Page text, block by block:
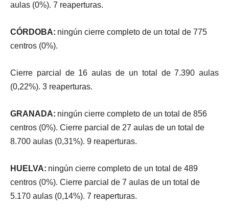
au as (0%). 7 reaperturas.
CÓRDOBA: ningún cierre comp eto de un tota de 775
centros (0%).
Cierre parcia de 16 au las de un tota de 7.390 au las
(0,22%). 3 reaperturas.
GRA N A DA: ningún cierre comp eto de un tota de 856
centros (0%). Cierre parcia de 27 au as de un tota de
8.700 au as (0,31%). 9 reaperturas.
HU E LVA: ningún cierre comp eto de un tota de 489
centros (0%). Cierre parcia de 7 au as de un tota de
5.170 au as (0,14%). 7 reaperturas.